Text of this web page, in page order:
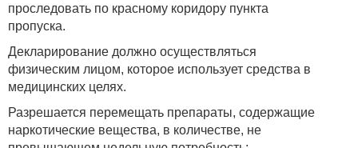
проследовать по красному коридору пункта
пропуска.
Декларирование должно осуществляться
физическим лицом, которое использует средства в
медицинских целях.
Разрешается перемещать препараты, содержащие
наркотические вещества, в количестве, не